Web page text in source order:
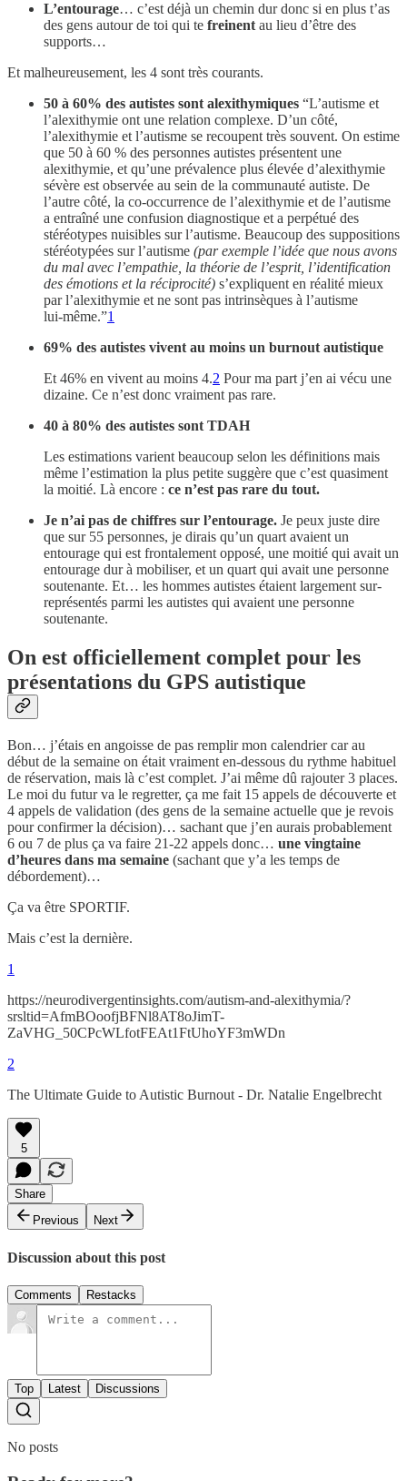
L’entourage… c’est déjà un chemin dur donc si en plus t’as
des gens autour de toi qui te freinentau lieu d’être des
supports…
Et malheureusement, les 4 sont très courants.
50 à 60% des autistes sont alexithymiques “L’autisme et
l’alexithymie ont une relation complexe. D’un côté,
l’alexithymie et l’autisme se recoupent très souvent. On estime
que 50 à 60 % des personnes autistes présentent une
alexithymie, et qu’une prévalence plus élevée d’alexithymie
sévère est observée au sein de la communauté autiste. De
l’autre côté, la co‑occurrence de l’alexithymie et de l’autisme
a entraîné une confusion diagnostique et a perpétué des
stéréotypes nuisibles sur l’autisme. Beaucoup des suppositions
stéréotypées sur l’autisme (par exemple l’idée que nous avons
du mal avec l’empathie, la théorie de l’esprit, l’identification
des émotions et la réciprocité) s’expliquent en réalité mieux
par l’alexithymie et ne sont pas intrinsèques à l’autisme
lui‑même.”1
69% des autistes vivent au moins un burnout autistique
Et 46% en vivent au moins 4.2 Pour ma part j’en ai vécu une
dizaine. Ce n’est donc vraiment pas rare.
40 à 80% des autistes sont TDAH
Les estimations varient beaucoup selon les définitions mais
même l’estimation la plus petite suggère que c’est quasiment
la moitié. Là encore : ce n’est pas rare du tout.
Je n’ai pas de chiffres sur l’entourage. Je peux juste dire
que sur 55 personnes, je dirais qu’un quart avaient un
entourage qui est frontalement opposé, une moitié qui avait un
entourage dur à mobiliser, et un quart qui avait une personne
soutenante. Et… les hommes autistes étaient largement sur-
représentés parmi les autistes qui avaient une personne
soutenante.
On est officiellement complet pour les
présentations du GPS autistique
Bon… j’étais en angoisse de pas remplir mon calendrier car au
début de la semaine on était vraiment en-dessous du rythme habituel
de réservation, mais là c’est complet. J’ai même dû rajouter 3 places.
Le moi du futur va le regretter, ça me fait 15 appels de découverte et
4 appels de validation (des gens de la semaine actuelle que je revois
pour confirmer la décision)… sachant que j’en aurais probablement
6 ou 7 de plus ça va faire 21-22 appels donc… une vingtaine
d’heures dans ma semaine (sachant que y’a les temps de
débordement)…
Ça va être SPORTIF.
Mais c’est la dernière.
1
https://neurodivergentinsights.com/autism-and-alexithymia/?
srsltid=AfmBOoofjBFNl8AT8oJimT-
ZaVHG_50CPcWLfotFEAt1FtUhoYF3mWDn
2
The Ultimate Guide to Autistic Burnout - Dr. Natalie Engelbrecht
5
Share
Previous
Next
Discussion about this post
Comments Restacks
Top Latest Discussions
No posts